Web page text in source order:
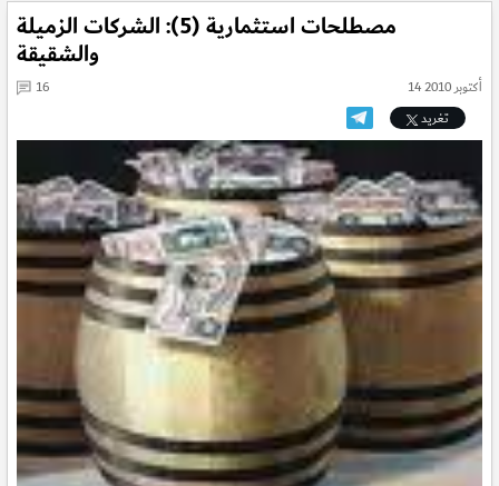
مصطلحات استثمارية (5): الشركات الزميلة
والشقيقة
14 أكتوبر 2010
16
تغريد